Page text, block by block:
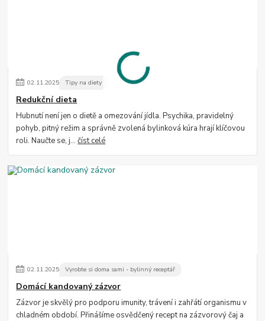
02.11.2025 Tipy na diety
Redukční dieta
Hubnutí není jen o dietě a omezování jídla. Psychika, pravidelný
pohyb, pitný režim a správně zvolená bylinková kúra hrají klíčovou
roli. Naučte se, j...číst celé
02.11.2025 Vyrobte si doma sami - bylinný receptář
Domácí kandovaný zázvor
Zázvor je skvělý pro podporu imunity, trávení i zahřátí organismu v
chladném období. Přinášíme osvědčený recept na zázvorový čaj a